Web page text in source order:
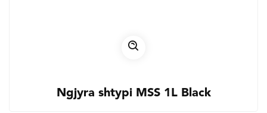
Ngjyra shtypi MSS 1L Black